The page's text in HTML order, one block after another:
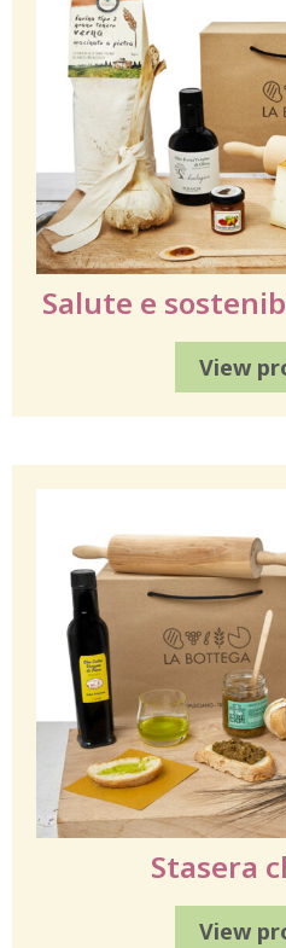
Salute e
View
Stasera
View